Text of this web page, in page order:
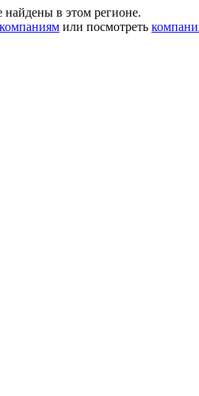
в этом регионе.
или посмотреть